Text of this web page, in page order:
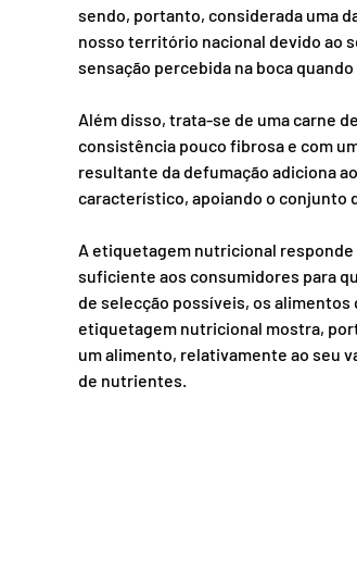
sendo, portanto, considerada uma
nosso território nacional devido ao
sensação percebida na boca
Além disso, trata-se de uma carne
consistência pouco fibrosa e com
resultante da defumação adiciona
característico, apoiando o conjunto
A etiquetagem nutricional
suficiente aos consumidores para
de selecção possíveis, os alimentos
etiquetagem nutricional mostra,
um alimento, relativamente ao seu
de nutrientes.